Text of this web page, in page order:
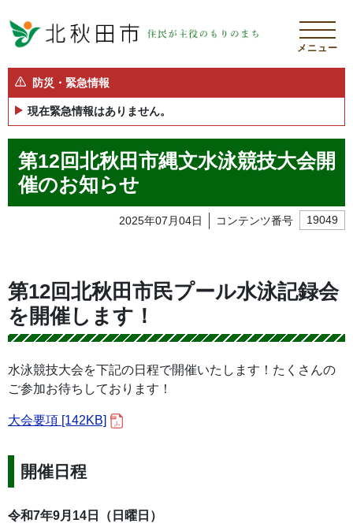
メニュー
防災・緊急情報
現在緊急情報はありません。
第12回北秋田市縄文水泳競技大会開
催のお知らせ
2025年07月04日 コンテンツ番号 19049
第12回北秋田市民プール水泳記録会
を開催します！
水泳競技大会を下記の日程で開催いたします！たくさんの
ご参加お待ちしております！
大会要項 [142KB]
開催日程
令和7年9月14日（日曜日）